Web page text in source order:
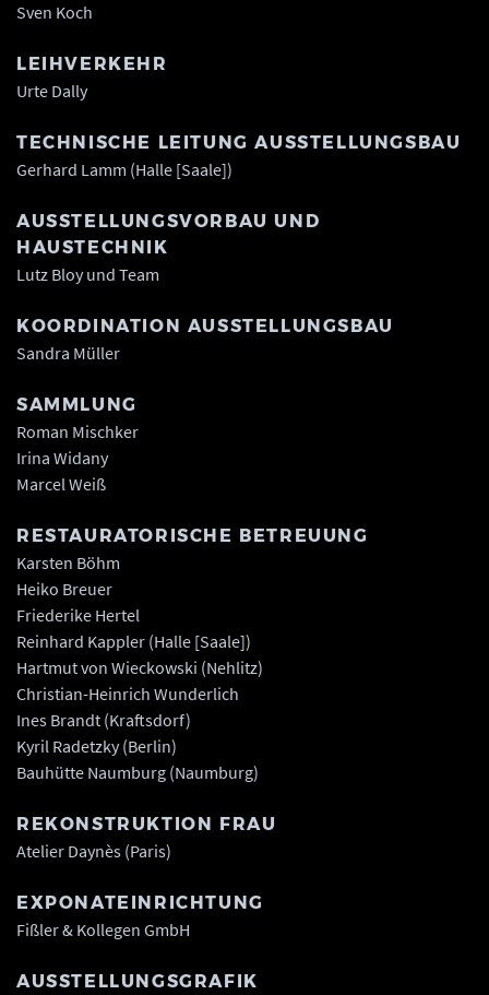
Sven Koch
LEIHVERKEHR
Urte Dally
TECHNISCHE LEITUNG AUSSTELLUNGSBAU
Gerhard Lamm (Halle [Saale])
AUSSTELLUNGSVORBAU UND
HAUSTECHNIK
Lutz Bloy und Team
KOORDINATION AUSSTELLUNGSBAU
Sandra Müller
SAMMLUNG
Roman Mischker
Irina Widany
Marcel Weiß
RESTAURATORISCHE BETREUUNG
Karsten Böhm
Heiko Breuer
Friederike Hertel
Reinhard Kappler (Halle [Saale])
Hartmut von Wieckowski (Nehlitz)
Christian-Heinrich Wunderlich
Ines Brandt (Kraftsdorf)
Kyril Radetzky (Berlin)
Bauhütte Naumburg (Naumburg)
REKONSTRUKTION FRAU
Atelier Daynès (Paris)
EXPONATEINRICHTUNG
Fißler & Kollegen GmbH
AUSSTELLUNGSGRAFIK